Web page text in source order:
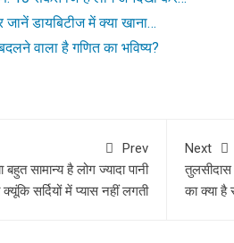
डायबिटीज में क्या खाना…
वाला है गणित का भविष्य?
Prev
सामान्य है लोग ज्यादा पानी
सर्दियों में प्यास नहीं लगती
Next
तुलसीदास
का क्या है